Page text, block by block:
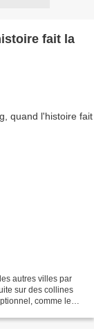
fait la
autres villes par
sur des collines
comme le